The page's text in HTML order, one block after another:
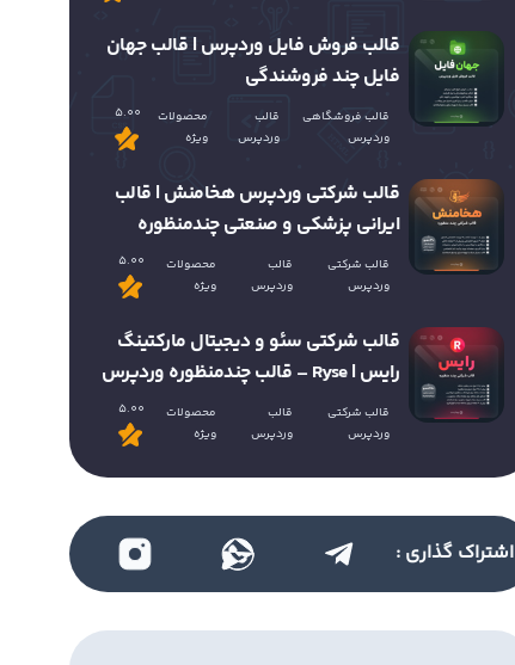
قالب فروش فایل وردپرس | قالب جهان
فایل چند فروشندگی
قالب فروشگاهی
وردپرس
قالب
وردپرس
محصولات
ویژه
5.00
قالب شرکتی وردپرس هخامنش | قالب
ایرانی پزشکی و صنعتی چندمنظوره
قالب شرکتی
وردپرس
قالب
وردپرس
محصولات
ویژه
5.00
قالب شرکتی سئو و دیجیتال مارکتینگ
رایس | Ryse – قالب چندمنظوره وردپرس
قالب شرکتی
وردپرس
قالب
وردپرس
محصولات
ویژه
5.00
اشتراک گذاری :